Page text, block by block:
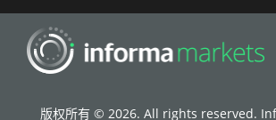
版权所有 © 2026. All rights reserved.